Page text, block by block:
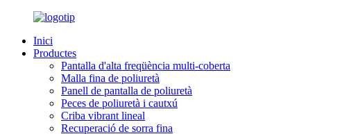
Inici
Productes
Pantalla d'alta freqüència multi-coberta
Malla fina de poliuretà
Panell de pantalla de poliuretà
Peces de poliuretà i cautxú
Criba vibrant lineal
Recuperació de sorra fina